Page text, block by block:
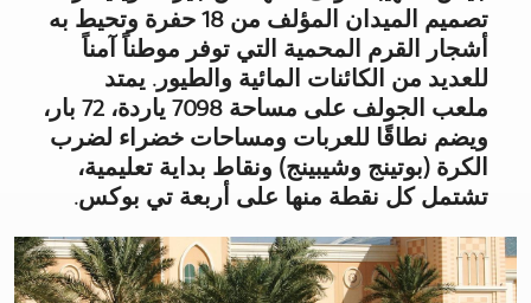
تصميم الميدان المؤلف من 18 حفرة وتحيط به
أشجار القرم المحمية التي توفر موطناً آمناً
للعديد من الكائنات المائية والطيور. يمتد
ملعب الجولف على مساحة 7098 ياردة، 72 بار،
ويضم نطاقًا للعربات ومساحات خضراء لضرب
الكرة (بوتينج وشيبينج) ونقاط بداية تعليمية،
تشتمل كل نقطة منها على أربعة تي بوكس.